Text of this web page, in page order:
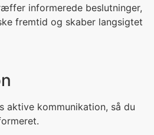
informerede beslutninger,
fremtid og skaber langsigtet
aktive kommunikation, så du